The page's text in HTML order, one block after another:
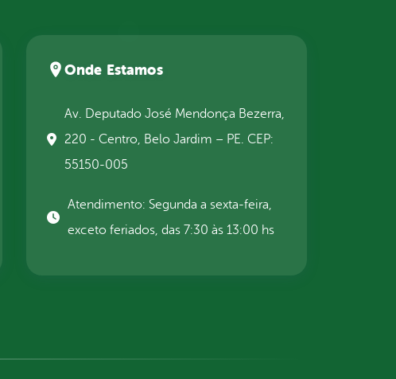
Onde Estamos
Av. Deputado José Mendonça Bezerra,
220 - Centro, Belo Jardim – PE. CEP:
55150-005
Atendimento: Segunda a sexta-feira,
exceto feriados, das 7:30 às 13:00 hs